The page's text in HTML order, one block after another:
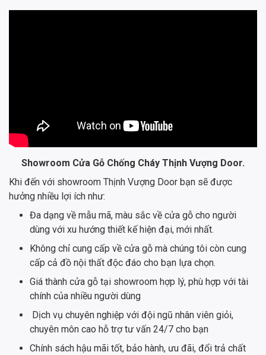
Showroom Cửa Gỗ Chống Cháy Thịnh Vượng Door.
Khi đến với showroom Thịnh Vượng Door bạn sẽ được
hưởng nhiều lợi ích như:
Đa dạng về mẫu mã, màu sắc về cửa gỗ cho người
dùng với xu hướng thiết kế hiện đại, mới nhất.
Không chỉ cung cấp về cửa gỗ mà chúng tôi còn cung
cấp cả đồ nội thất độc đáo cho bạn lựa chọn.
Giá thành cửa gỗ tại showroom hợp lý, phù hợp với tài
chính của nhiều người dùng
Dịch vụ chuyên nghiệp với đội ngũ nhân viên giỏi,
chuyên môn cao hỗ trợ tư vấn 24/7 cho bạn
Chính sách hậu mãi tốt, bảo hành, ưu đãi, đổi trả chất